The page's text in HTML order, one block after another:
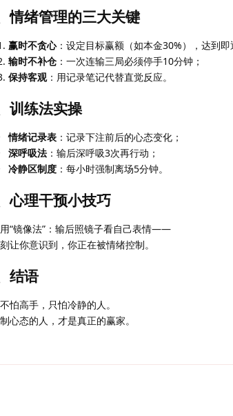
情绪管理的三大关键
赢时不贪心：设定目标赢额（如本金30%），达到即
输时不补仓 ：一次连输三局必须停手10分钟；
保持客观：用记录笔记代替直觉反应。
训练法实操
情绪记录表 ：记录下注前后的心态变化；
深呼吸法 ：输后深呼吸3次再行动；
冷静区制度 ：每小时强制离场5分钟。
心理干预小技巧
“镜像法”：输后照镜子看自己表情——
让你意识到，你正在被情绪控制。
结语
怕高手，只怕冷静的人。
心态的人，才是真正的赢家。